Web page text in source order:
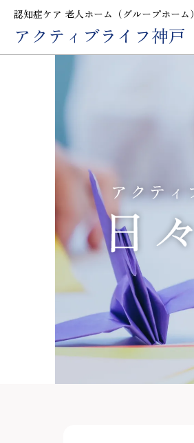
認知症ケア 老人ホーム（グループホーム）
アクティブライフ神戸